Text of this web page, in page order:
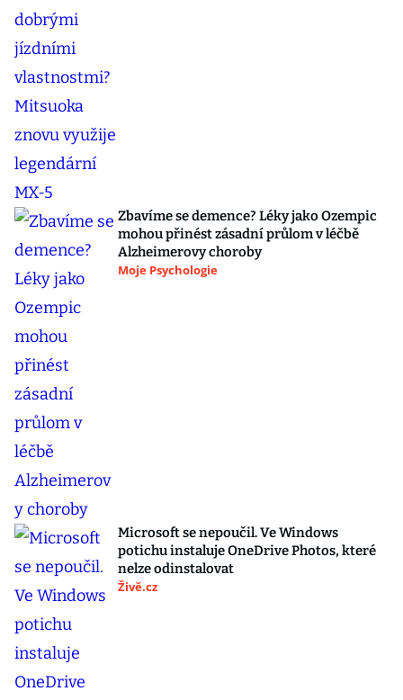
Zbavíme se demence? Léky jako Ozempic
mohou přinést zásadní průlom v léčbě
Alzheimerovy choroby
Moje Psychologie
Microsoft se nepoučil. Ve Windows
potichu instaluje OneDrive Photos, které
nelze odinstalovat
Živě.cz